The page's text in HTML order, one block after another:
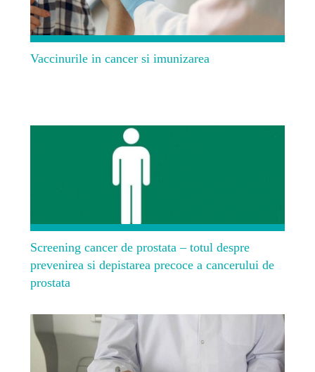
Vaccinurile in cancer si imunizarea
Screening cancer de prostata – totul despre
prevenirea si depistarea precoce a cancerului de
prostata